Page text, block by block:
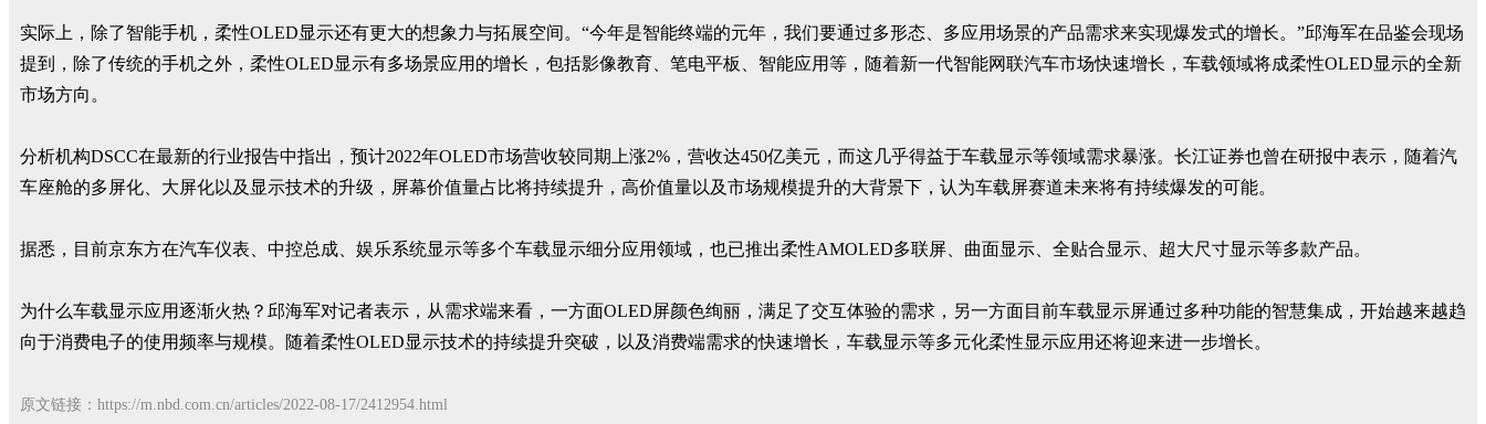
实际上，除了智能手机，柔性OLED显示还有更大的想象力与拓展空间。“今年是智能终端的元年，我们要通过多形态、多应用场景的产品需求来实现爆发式的增长。”邱海军在品鉴会现场
提到，除了传统的手机之外，柔性OLED显示有多场景应用的增长，包括影像教育、笔电平板、智能应用等，随着新一代智能网联汽车市场快速增长，车载领域将成柔性OLED显示的全新
市场方向。
分析机构DSCC在最新的行业报告中指出，预计2022年OLED市场营收较同期上涨2%，营收达450亿美元，而这几乎得益于车载显示等领域需求暴涨。长江证券也曾在研报中表示，随着汽
车座舱的多屏化、大屏化以及显示技术的升级，屏幕价值量占比将持续提升，高价值量以及市场规模提升的大背景下，认为车载屏赛道未来将有持续爆发的可能。
据悉，目前京东方在汽车仪表、中控总成、娱乐系统显示等多个车载显示细分应用领域，也已推出柔性AMOLED多联屏、曲面显示、全贴合显示、超大尺寸显示等多款产品。
为什么车载显示应用逐渐火热？邱海军对记者表示，从需求端来看，一方面OLED屏颜色绚丽，满足了交互体验的需求，另一方面目前车载显示屏通过多种功能的智慧集成，开始越来越趋
向于消费电子的使用频率与规模。随着柔性OLED显示技术的持续提升突破，以及消费端需求的快速增长，车载显示等多元化柔性显示应用还将迎来进一步增长。
原文链接：https://m.nbd.com.cn/articles/2022-08-17/2412954.html